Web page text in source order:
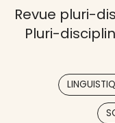
Revue pluri-
Pluri-